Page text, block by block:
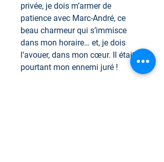
privée, je dois m’armer de
patience avec Marc-André, ce
beau charmeur qui s’immisce
dans mon horaire… et, je dois
l’avouer, dans mon cœur. Il était
pourtant mon ennemi juré !